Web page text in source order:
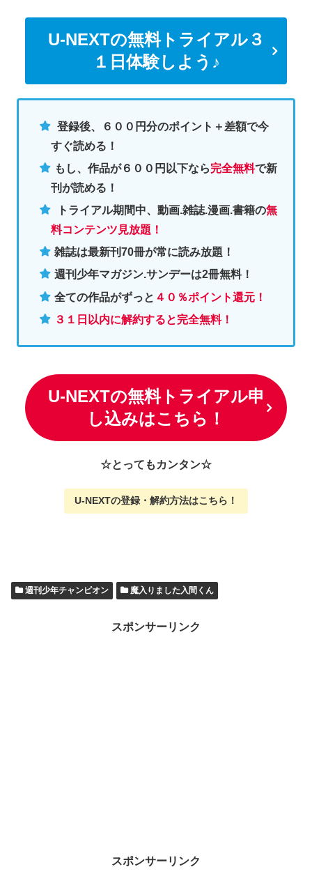
U-NEXTの無料トライアル３
１日体験しよう♪
登録後、６００円分のポイント＋差額で今
すぐ読める！
もし、作品が６００円以下なら完全無料で新
刊が読める！
トライアル期間中、動画.雑誌.漫画.書籍の無
料コンテンツ見放題！
雑誌は最新刊70冊が常に読み放題！
週刊少年マガジン.サンデーは2冊無料！
全ての作品がずっと ４０％ポイント還元！
３１日以内に解約すると完全無料！
U-NEXTの無料トライアル申
し込みはこちら！
☆とってもカンタン☆
U-NEXTの登録・解約方法はこちら ！
週刊少年チャンピオン 魔入りました入間くん
スポンサーリンク
スポンサーリンク